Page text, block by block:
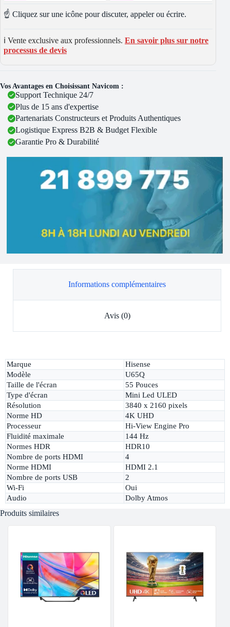
☝️ Cliquez sur une icône pour discuter, appeler ou écrire.
ℹ️ Vente exclusive aux professionnels. En savoir plus sur notre
processus de devis
Vos Avantages en Choisissant Navicom :
Support Technique 24/7
Plus de 15 ans d'expertise
Partenariats Constructeurs et Produits Authentiques
Logistique Express B2B & Budget Flexible
Garantie Pro & Durabilité
Informations complémentaires
Avis (0)
Marque
Hisense
Modèle
U65Q
Taille de l'écran
55 Pouces
Type d'écran
Mini Led ULED
Résolution
3840 x 2160 pixels
Norme HD
4K UHD
Processeur
Hi-View Engine Pro
Fluidité maximale
144 Hz
Normes HDR
HDR10
Nombre de ports HDMI
4
Norme HDMI
HDMI 2.1
Nombre de ports USB
2
Wi-Fi
Oui
Audio
Dolby Atmos
Produits similaires